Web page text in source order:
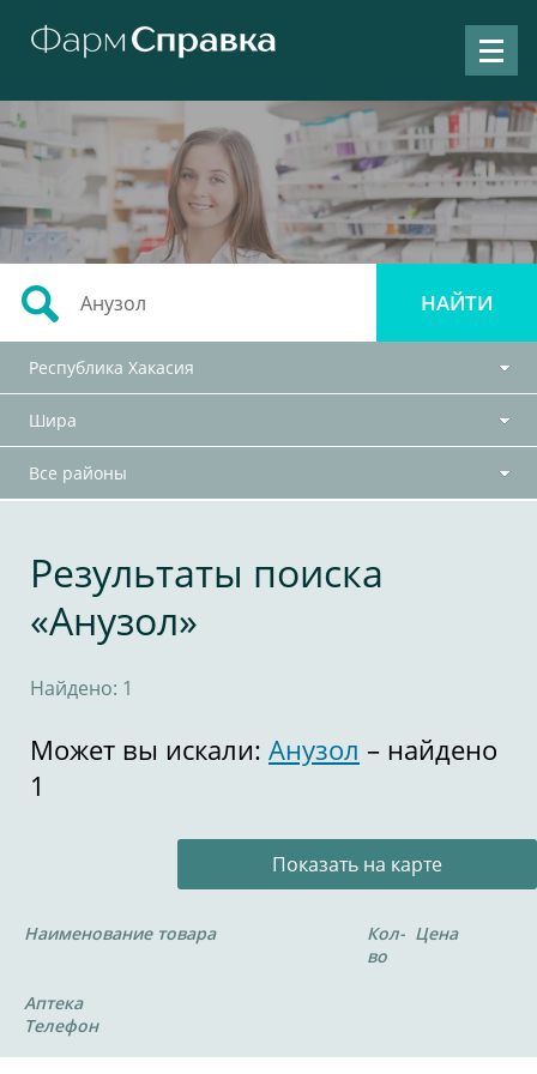
Республика Хакасия
Шира
Все районы
Результаты поиска
«Анузол»
Найдено: 1
Может вы искали: Анузол – найдено
1
Показать на карте
Наименование товара
Кол-
во
Цена
Аптека
Телефон